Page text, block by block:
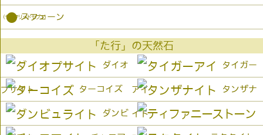
（セイクリッドセブン）
● スフェーン
「た行」の天然石
ダイオ
プサイト
タイガー
アイ
ターコイズ タンザナ
イト
ダンビ